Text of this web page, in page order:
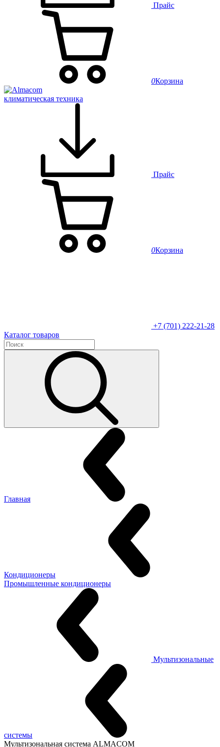
Прайс
0Корзина
климатическая техника
Прайс
0Корзина
+7 (701) 222-21-28
Каталог товаров
Главная
Кондиционеры
Промышленные кондиционеры
Мультизональные
системы
Мультизональная система ALMACOM